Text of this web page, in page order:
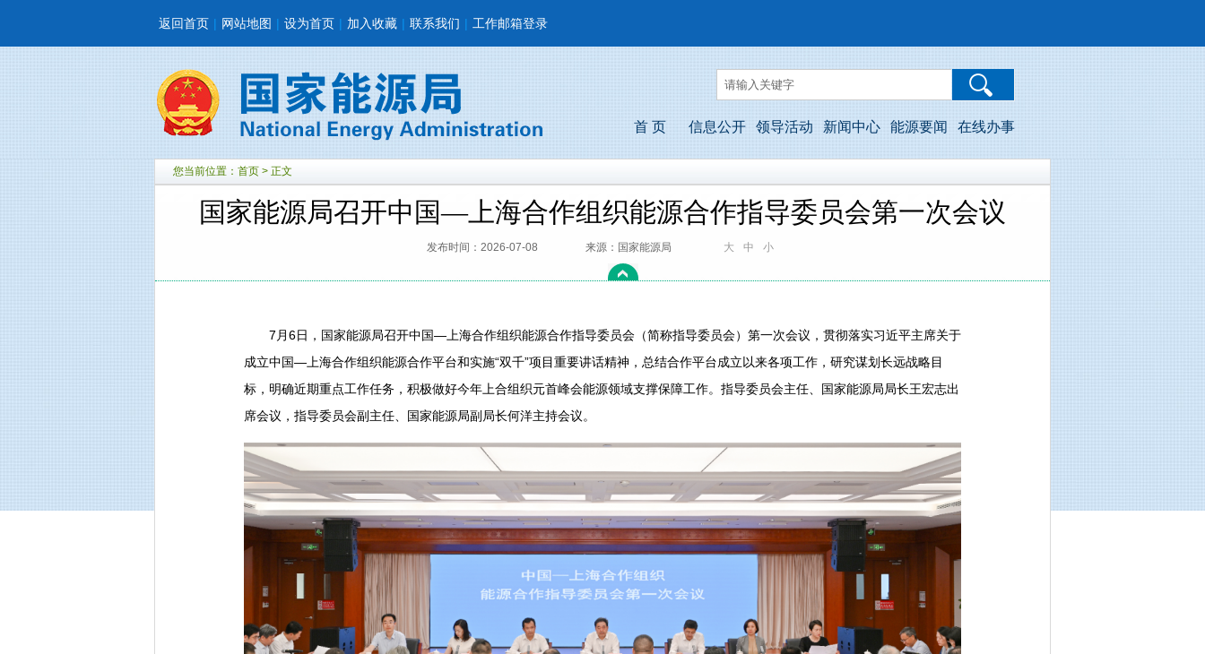
返回首页 | 网站地图 | 设为首页 | 加入收藏 | 联系我们 | 工作邮箱登录
首 页 信息公开 领导活动 新闻中心 能源要闻 在线办事
您当前位置： 首页 > 正文
国家能源局召开中国—上海合作组织能源合作指导委员会第一次会议
发布时间：2026-07-08 来源：国家能源局 大 中 小
7月6日，国家能源局召开中国—上海合作组织能源合作指导委员会（简称指导委员会）第一次会议，贯彻落实习近平主席关于
成立中国—上海合作组织能源合作平台和实施“双千”项目重要讲话精神，总结合作平台成立以来各项工作，研究谋划长远战略目
标，明确近期重点工作任务，积极做好今年上合组织元首峰会能源领域支撑保障工作。指导委员会主任、国家能源局局长王宏志出
席会议，指导委员会副主任、国家能源局副局长何洋主持会议。